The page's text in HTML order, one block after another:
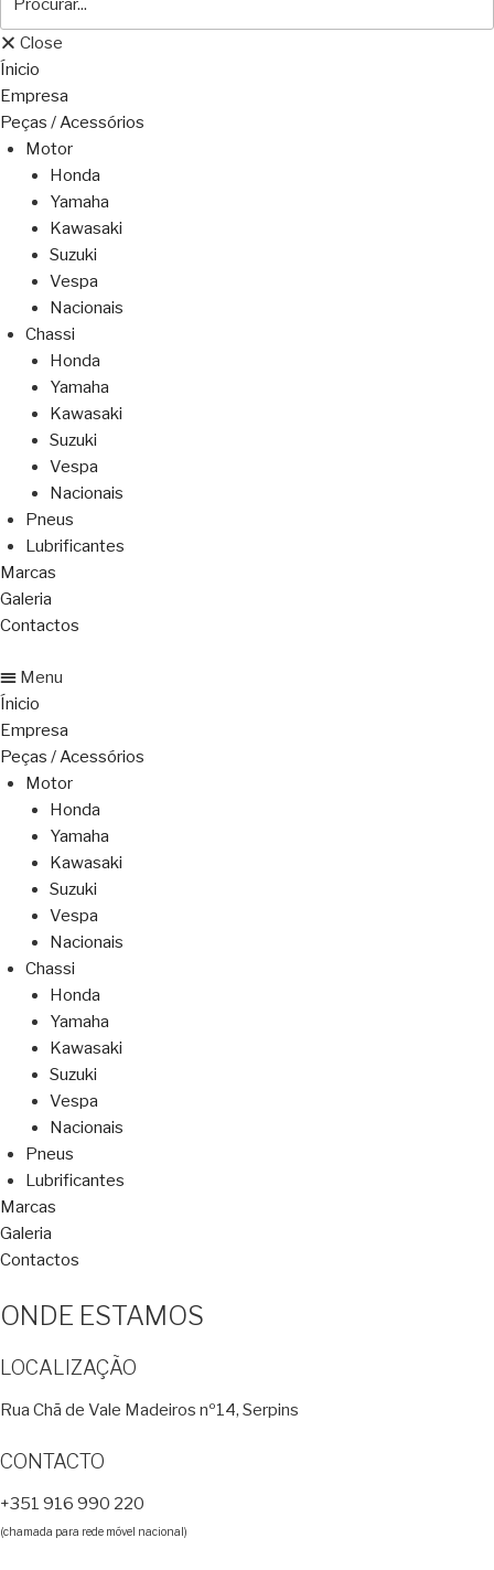
Close
Ínicio
Empresa
Peças / Acessórios
Motor
Honda
Yamaha
Kawasaki
Suzuki
Vespa
Nacionais
Chassi
Honda
Yamaha
Kawasaki
Suzuki
Vespa
Nacionais
Pneus
Lubrificantes
Marcas
Galeria
Contactos
Menu
Ínicio
Empresa
Peças / Acessórios
Motor
Honda
Yamaha
Kawasaki
Suzuki
Vespa
Nacionais
Chassi
Honda
Yamaha
Kawasaki
Suzuki
Vespa
Nacionais
Pneus
Lubrificantes
Marcas
Galeria
Contactos
ONDE ESTAMOS
LOCALIZAÇÃO
Rua Chã de Vale Madeiros nº14, Serpins
CONTACTO
+351 916 990 220
(chamada para rede móvel nacional)